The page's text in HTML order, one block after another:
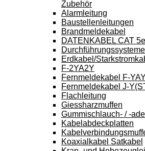
Zubehör
Alarmleitung
Baustellenleitungen
Brandmeldekabel
DATENKABEL CAT
Durchführungssysteme
Erdkabel/
F-2YA2Y
Fernmeldekabel F-YAY
Fernmeldekabel J-
Flachleitung
Giessharzmuffen
Gummischlauch- / -
Kabelabdeckplatten
Koaxialkabel Satkabel